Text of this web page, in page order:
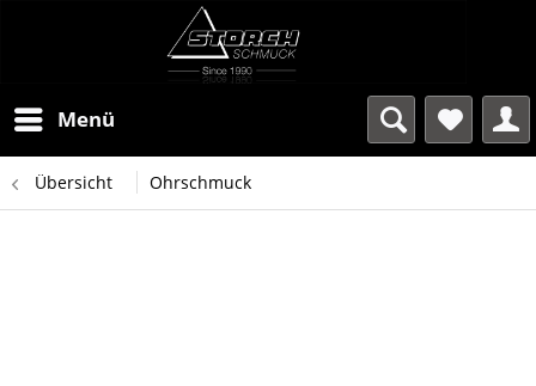
Menü
Übersicht Ohrschmuck